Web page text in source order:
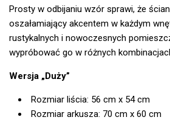
Prosty w odbijaniu wzór sprawi, że
oszałamiający akcentem w każdym
rustykalnych i nowoczesnych
wypróbować go w różnych
Wersja „Duży”
Rozmiar liścia: 56 cm x 54 cm
Rozmiar arkusza: 70 cm x 60 cm